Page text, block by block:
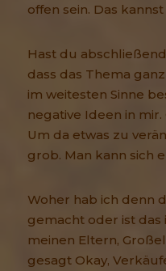
offen sein. Das
Hast du
dass das Thema
im weitesten Sinne
negative Ideen in mir.
Um da etwas zu
grob. Man kann sich
Woher hab ich denn
gemacht oder ist das
meinen Eltern,
gesagt Okay,